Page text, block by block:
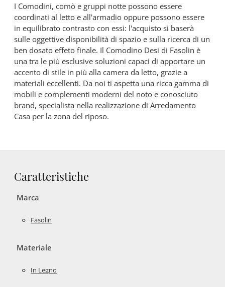
I Comodini, comò e gruppi notte possono essere
coordinati al letto e all'armadio oppure possono essere
in equilibrato contrasto con essi: l'acquisto si baserà
sulle oggettive disponibilità di spazio e sulla ricerca di un
ben dosato effeto finale. Il Comodino Desi di Fasolin è
una tra le più esclusive soluzioni capaci di apportare un
accento di stile in più alla camera da letto, grazie a
materiali eccellenti. Da noi ti aspetta una ricca gamma di
mobili e complementi moderni del noto e conosciuto
brand, specialista nella realizzazione di Arredamento
Casa per la zona del riposo.
Caratteristiche
Marca
Fasolin
Materiale
In Legno